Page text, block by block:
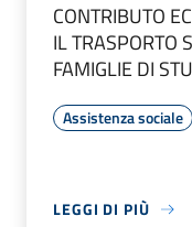
CONTRIBUTO
IL TRASPORTO
FAMIGLIE DI
Assistenza sociale
LEGGI DI PIÙ